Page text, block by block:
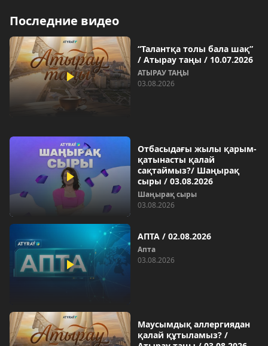
Последние видео
“Талантқа толы бала шақ”
/ Атырау таңы / 10.07.2026
АТЫРАУ ТАҢЫ
03.08.2026
Отбасыдағы жылы қарым-
қатынасты қалай
сақтаймыз?/ Шаңырақ
сыры / 03.08.2026
Шаңырақ сыры
03.08.2026
АПТА / 02.08.2026
Aпта
03.08.2026
Маусымдық аллергиядан
қалай құтыламыз? /